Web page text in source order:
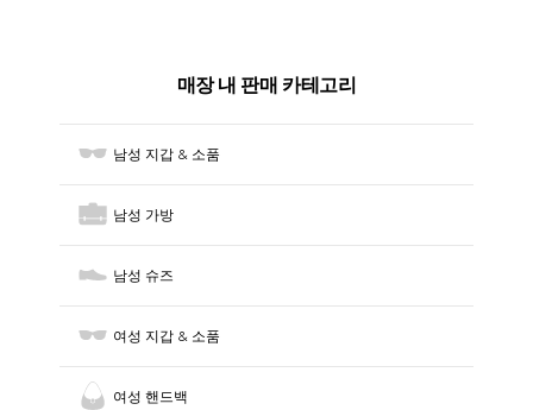
매장 내 판매 카테고리
남성 지갑 & 소품
남성 가방
남성 슈즈
여성 지갑 & 소품
여성 핸드백